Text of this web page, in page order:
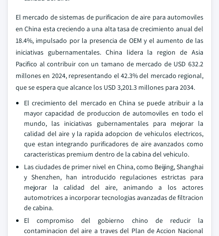
El mercado de sistemas de purificacion de aire para automoviles
en China esta creciendo a una alta tasa de crecimiento anual del
18.4%, impulsado por la presencia de OEM y el aumento de las
iniciativas gubernamentales. China lidera la region de Asia
Pacifico al contribuir con un tamano de mercado de USD 632.2
millones en 2024, representando el 42.3% del mercado regional,
que se espera que alcance los USD 3,201.3 millones para 2034.
El crecimiento del mercado en China se puede atribuir a la
mayor capacidad de produccion de automoviles en todo el
mundo, las iniciativas gubernamentales para mejorar la
calidad del aire y la rapida adopcion de vehiculos electricos,
que estan integrando purificadores de aire avanzados como
caracteristicas premium dentro de la cabina del vehiculo.
Las ciudades de primer nivel en China, como Beijing, Shanghai
y Shenzhen, han introducido regulaciones estrictas para
mejorar la calidad del aire, animando a los actores
automotrices a incorporar tecnologias avanzadas de filtracion
de cabina.
El compromiso del gobierno chino de reducir la
contaminacion del aire a traves del Plan de Accion Nacional